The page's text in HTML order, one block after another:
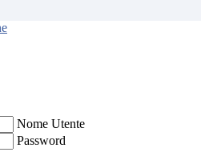
Nome Utente
Password